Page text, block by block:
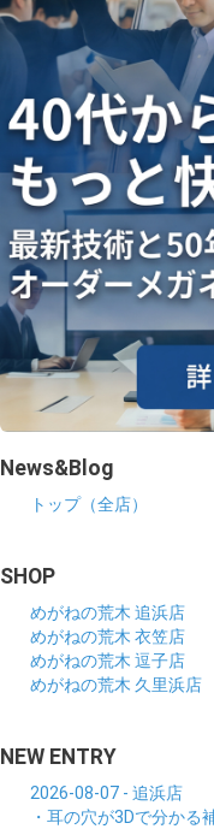
News&Blog
トップ（全店）
SHOP
めがねの荒木 追浜店
めがねの荒木 衣笠店
めがねの荒木 逗子店
めがねの荒木 久里浜店
NEW ENTRY
2026-08-07 - 追浜店
・耳の穴が3Dで分かる